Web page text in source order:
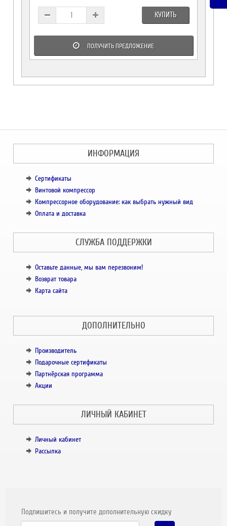
КУПИТЬ
ПОЛУЧИТЬ ПРЕДЛОЖЕНИЕ
ИНФОРМАЦИЯ
Сертификаты
Винтовой компрессор
Компрессорное оборудование: как выбрать нужный вид
Оплата и доставка
СЛУЖБА ПОДДЕРЖКИ
Оставьте данные, мы вам перезвоним!
Возврат товара
Карта сайта
ДОПОЛНИТЕЛЬНО
Производитель
Подарочные сертификаты
Партнёрская программа
Акции
ЛИЧНЫЙ КАБИНЕТ
Личный кабинет
Рассылка
Подпишитесь и получите дополнительную скидку